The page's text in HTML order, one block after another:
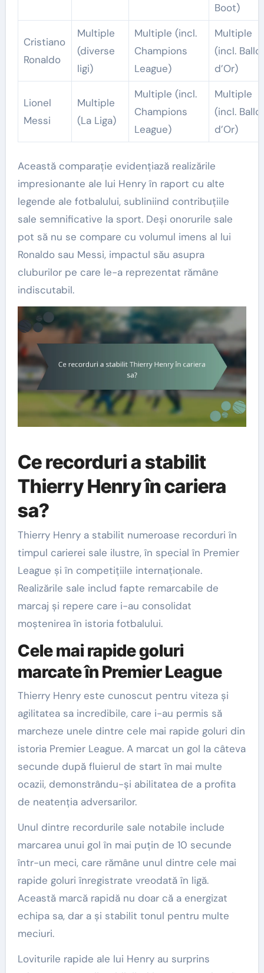
Boot)
Cristiano
Ronaldo
Multiple
(diverse
ligi)
Multiple (incl.
Champions
League)
Multiple
(incl.
d’Or)
Lionel
Messi
Multiple
(La Liga)
Multiple (incl.
Champions
League)
Multiple
(incl.
d’Or)
Această comparație evidențiază realizările
impresionante ale lui Henry în raport cu alte
legende ale fotbalului, subliniind contribuțiile
sale semnificative la sport. Deși onorurile sale
pot să nu se compare cu volumul imens al lui
Ronaldo sau Messi, impactul său asupra
cluburilor pe care le-a reprezentat rămâne
indiscutabil.
Ce recorduri a stabilit
Thierry Henry în cariera
sa?
Thierry Henry a stabilit numeroase recorduri în
timpul carierei sale ilustre, în special în Premier
League și în competițiile internaționale.
Realizările sale includ fapte remarcabile de
marcaj și repere care i-au consolidat
moștenirea în istoria fotbalului.
Cele mai rapide goluri
marcate în Premier League
Thierry Henry este cunoscut pentru viteza și
agilitatea sa incredibile, care i-au permis să
marcheze unele dintre cele mai rapide goluri din
istoria Premier League. A marcat un gol la câteva
secunde după fluierul de start în mai multe
ocazii, demonstrându-și abilitatea de a profita
de neatenția adversarilor.
Unul dintre recordurile sale notabile include
marcarea unui gol în mai puțin de 10 secunde
într-un meci, care rămâne unul dintre cele mai
rapide goluri înregistrate vreodată în ligă.
Această marcă rapidă nu doar că a energizat
echipa sa, dar a și stabilit tonul pentru multe
meciuri.
Loviturile rapide ale lui Henry au surprins